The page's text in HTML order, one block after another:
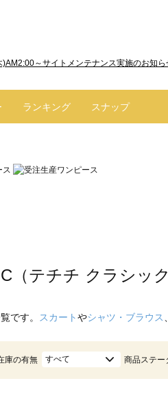
)AM2:00～サイトメンテナンス実施のお知ら
ランキング スナップ
（テチチ クラシッ
です。 スカートやシャツ・ブラウス
庫の有無 すべて 商品ステー